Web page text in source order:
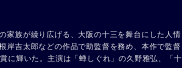
家族が繰り広げる、大阪の十三を舞台にした人情
岸吉太郎などの作品で助監督を務め、本作で監督
に輝いた。主演は「蝉しぐれ」の久野雅弘、「十